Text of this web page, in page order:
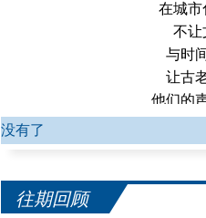
在城市
不让
与时
让古
他们的
不怕困
没有了
往期回顾